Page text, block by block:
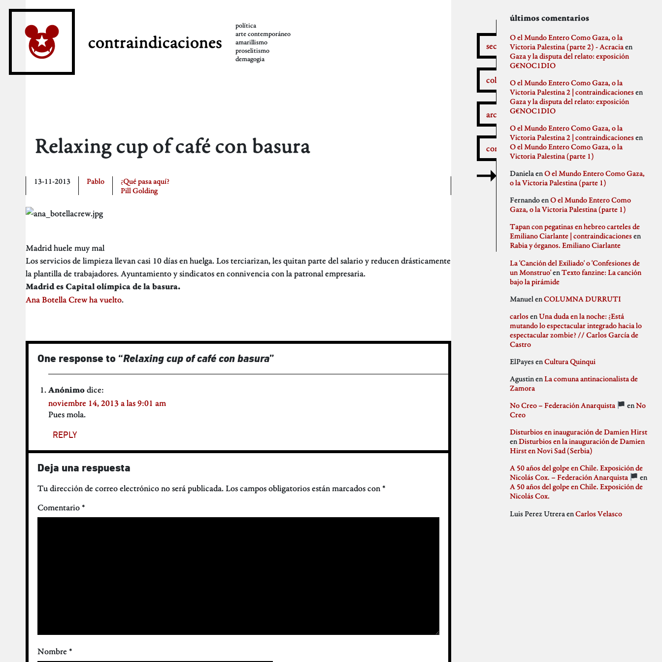
contraindicaciones
política
arte contemporáneo
amarillismo
proselitismo
demagogia
Relaxing cup of café con basura
13-11-2013 Pablo
¿Qué pasa aquí?
Pill Golding
Madrid huele muy mal
Los servicios de limpieza llevan casi 10 días en huelga. Los terciarizan, les quitan parte del salario y reducen drásticamente
la plantilla de trabajadores. Ayuntamiento y sindicatos en connivencia con la patronal empresaria.
Madrid es Capital olímpica de la basura.
Ana Botella Crew ha vuelto.
One response to “Relaxing cup of café con basura”
Anónimodice:
noviembre 14, 2013 a las 9:01 am
Pues mola.
REPLY
Deja una respuesta
Tu dirección de correo electrónico no será publicada.Los campos obligatorios están marcados con*
Comentario*
Nombre *
secciones
colaboradores
archivos
comentarios
secciones
¿Qué pasa aquí?
Autobombo
Critica a la crítica
Delincuentes
Difusión
Idioteces
Memoria Histórica
Sin categoría
archivos
febrero 2026
enero 2026
diciembre 2025
noviembre 2025
septiembre 2023
julio 2023
febrero 2023
junio 2022
abril 2022
marzo 2022
mayo 2021
abril 2021
enero 2021
diciembre 2020
noviembre 2020
octubre 2020
septiembre 2020
agosto 2020
julio 2020
junio 2020
mayo 2020
abril 2020
marzo 2020
febrero 2020
diciembre 2019
octubre 2019
septiembre 2019
julio 2019
junio 2019
abril 2019
febrero 2019
enero 2019
diciembre 2018
noviembre 2018
octubre 2018
septiembre 2018
agosto 2018
julio 2018
mayo 2018
abril 2018
marzo 2018
febrero 2018
diciembre 2017
autores
aitor
Anna Antselovich
Anti Ochoa
Archivo De Castro
claudia
Claudio Gallo
Daniel
Democracia
elenapedrosa
Germano Paris
Gus-Man
Iren Txus
Jose A. Miranda
Julian Vidal
monica
Noaz
Pablo
PSJM
Queen of the Bongo
Ruben Santiago
Santi Ochoa
Seccion Madrid
tipo gris
últimos comentarios
O el Mundo Entero Como Gaza, o la
Victoria Palestina (parte 2) - Acracia en
Gaza y la disputa del relato: exposición
G€NOC1DIO
O el Mundo Entero Como Gaza, o la
Victoria Palestina 2 | contraindicacionesen
Gaza y la disputa del relato: exposición
G€NOC1DIO
O el Mundo Entero Como Gaza, o la
Victoria Palestina 2 | contraindicacionesen
O el Mundo Entero Como Gaza, o la
Victoria Palestina (parte 1)
DanielaenO el Mundo Entero Como Gaza,
o la Victoria Palestina (parte 1)
FernandoenO el Mundo Entero Como
Gaza, o la Victoria Palestina (parte 1)
Tapan con pegatinas en hebreo carteles de
Emiliano Ciarlante | contraindicacionesen
Rabia y órganos. Emiliano Ciarlante
La 'Canción del Exiliado' o 'Confesiones de
un Monstruo'enTexto fanzine: La canción
bajo la pirámide
Manuel enCOLUMNA DURRUTI
carlosenUna duda en la noche: ¿Está
mutando lo espectacular integrado hacia lo
espectacular zombie? // Carlos García de
Castro
ElPayesenCultura Quinqui
AgustinenLa comuna antinacionalista de
Zamora
No Creo – Federación Anarquista
enNo
Creo
Disturbios en inauguración de Damien Hirst
enDisturbios en la inauguración de Damien
Hirst en Novi Sad (Serbia)
A 50 años del golpe en Chile. Exposición de
Nicolás Cox. – Federación Anarquista
en
A 50 años del golpe en Chile. Exposición de
Nicolás Cox.
Luis Perez Utrera enCarlos Velasco